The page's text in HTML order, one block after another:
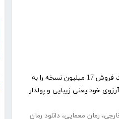
کتاب عاشق مرگ تو هستم نوشته‌ی پیتر جیمز که در سال اول انتشار خود توانست فروش 17 میلیون نسخه را به
خود یعنی زیبایی و پولدار
، رمان معمایی، دانلود رمان